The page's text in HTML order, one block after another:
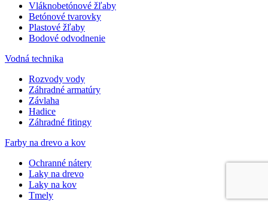
Vláknobetónové žľaby
Betónové tvarovky
Plastové žľaby
Bodové odvodnenie
Vodná technika
Rozvody vody
Záhradné armatúry
Závlaha
Hadice
Záhradné fitingy
Farby na drevo a kov
Ochranné nátery
Laky na drevo
Laky na kov
Tmely